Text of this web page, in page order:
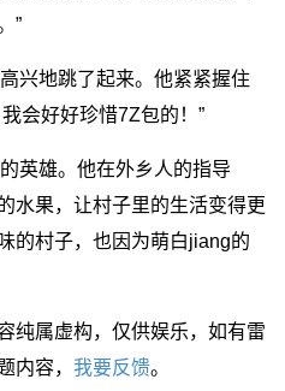
”
兴地跳了起来。他紧紧握住
会好好珍惜7Z包的！”
英雄。他在外乡人的指导
水果，让村子里的生活变得更
的村子，也因为萌白jiang的
纯属虚构，仅供娱乐，如有雷
内容， 我要反馈。